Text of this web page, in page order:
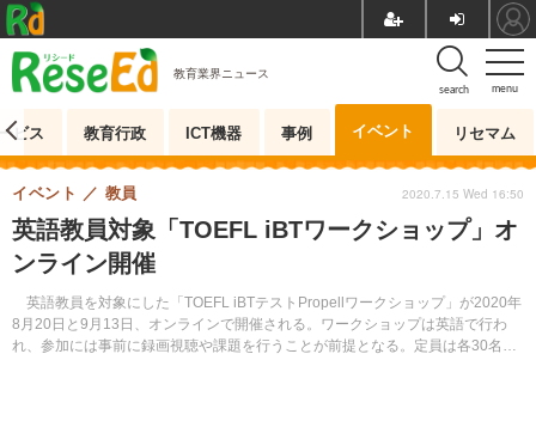
menu
search
教育業界ニュース
ビス 教育行政 ICT機器 事例 イベント リセマム
英語教員対象「TOEFL iBTワークショップ」オ
ンライン開催
英語教員を対象にした「TOEFL iBTテストPropellワークショップ」が2020年
8月20日と9月13日、オンラインで開催される。ワークショップは英語で行わ
れ、参加には事前に録画視聴や課題を行うことが前提となる。定員は各30名。
イベント 教員 2020.7.15 Wed 16:50